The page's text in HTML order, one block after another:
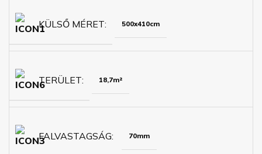
KÜLSŐ MÉRET 500x410cm
TERÜLET 18,7m²
FALVASTAGSÁG 70mm